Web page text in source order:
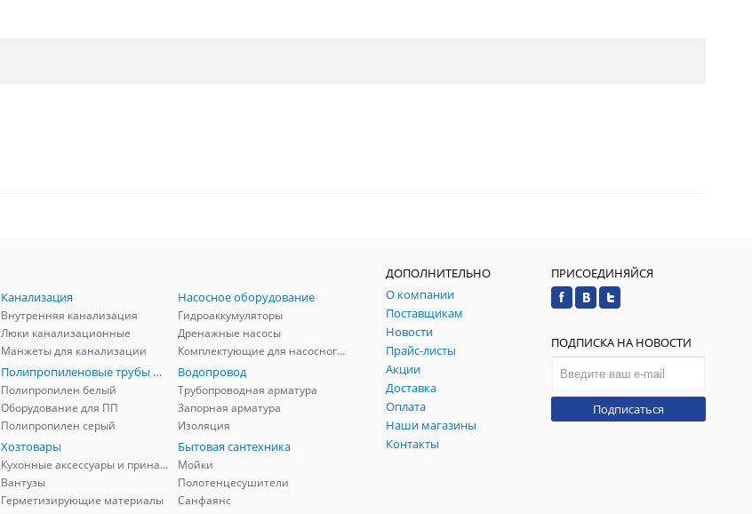
Канализация
Внутренняя канализация
Люки канализационные
Манжеты для канализации
Насосное оборудование
Гидроаккумуляторы
Дренажные насосы
Комплектующие для насосного оборудования
Полипропиленовые трубы и фитинги
Полипропилен белый
Оборудование для ПП
Полипропилен серый
Водопровод
Трубопроводная арматура
Запорная арматура
Изоляция
Хозтовары
Кухонные аксессуары и принадлежности
Вантузы
Герметизирующие материалы
Бытовая сантехника
Мойки
Полотенцесушители
Санфаянс
ДОПОЛНИТЕЛЬНО
О компании
Поставщикам
Новости
Прайс-листы
Акции
Доставка
Оплата
Наши магазины
Контакты
ПРИСОЕДИНЯЙСЯ
ПОДПИСКА НА НОВОСТИ
Подписаться